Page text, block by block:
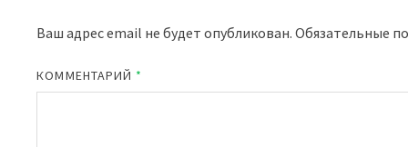
Ваш адрес email не будет опубликован. Обязательные
КОММЕНТАРИЙ *